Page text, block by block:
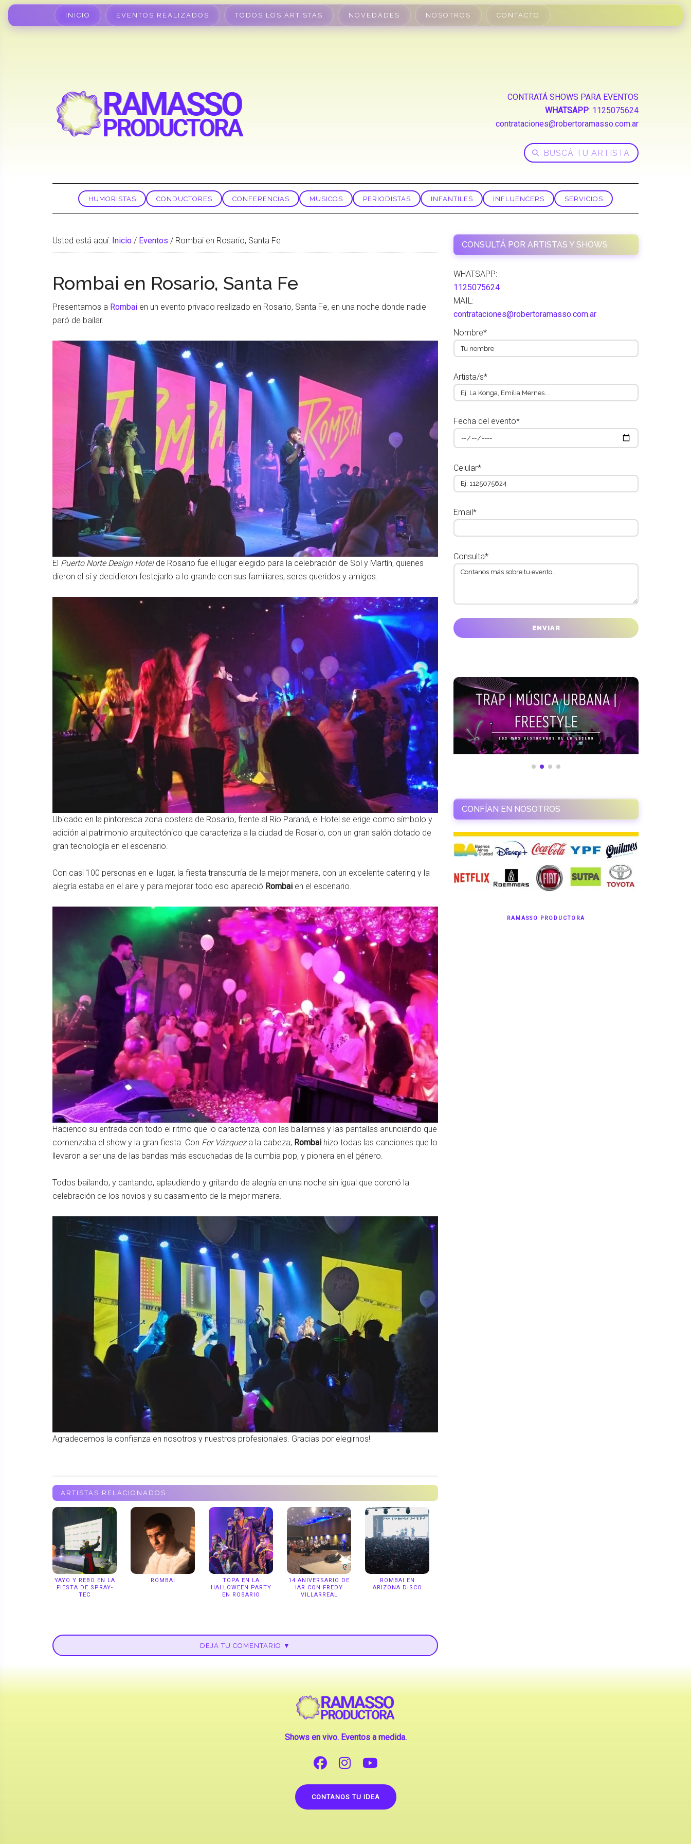
INICIO EVENTOS REALIZADOS TODOS LOS ARTISTAS NOVEDADES NOSOTROS CONTACTO
CONTRATÁ SHOWS PARA EVENTOS
WHATSAPP: 1125075624
contrataciones@robertoramasso.com.ar
HUMORISTAS CONDUCTORES CONFERENCIAS MUSICOS PERIODISTAS INFANTILES INFLUENCERS SERVICIOS
Usted está aquí: Inicio / Eventos / Rombai en Rosario, Santa Fe
Rombai en Rosario, Santa Fe
Presentamos a Rombai en un evento privado realizado en Rosario, Santa Fe, en una noche donde nadie
paró de bailar.
El Puerto Norte Design Hotelde Rosario fue el lugar elegido para la celebración de Sol y Martín, quienes
dieron el sí y decidieron festejarlo a lo grande con sus familiares, seres queridos y amigos.
Ubicado en la pintoresca zona costera de Rosario, frente al Río Paraná, el Hotel se erige como símbolo y
adición al patrimonio arquitectónico que caracteriza a la ciudad de Rosario, con un gran salón dotado de
gran tecnología en el escenario.
Con casi 100 personas en el lugar, la fiesta transcurría de la mejor manera, con un excelente catering y la
alegría estaba en el aire y para mejorar todo eso apareció Rombai en el escenario.
Haciendo su entrada con todo el ritmo que lo caracteriza, con las bailarinas y las pantallas anunciando que
comenzaba el show y la gran fiesta. Con Fer Vázqueza la cabeza, Rombai hizo todas las canciones que lo
llevaron a ser una de las bandas más escuchadas de la cumbia pop, y pionera en el género.
Todos bailando, y cantando, aplaudiendo y gritando de alegría en una noche sin igual que coronó la
celebración de los novios y su casamiento de la mejor manera.
Agradecemos la confianza en nosotros y nuestros profesionales. Gracias por elegirnos!
ARTISTAS RELACIONADOS
YAYO Y REBO EN LA
FIESTA DE SPRAY-
TEC
ROMBAI
TOPA EN LA
HALLOWEEN PARTY
EN ROSARIO
14 ANIVERSARIO DE
IAR CON FREDY
VILLARREAL
ROMBAI EN
ARIZONA DISCO
DEJÁ TU COMENTARIO ▼
CONSULTÁ POR ARTISTAS Y SHOWS
WHATSAPP:
1125075624
MAIL:
contrataciones@robertoramasso.com.ar
Nombre*
Artista/s*
Fecha del evento*
Celular*
Email*
Consulta*
CONFÍAN EN NOSOTROS
RAMASSO PRODUCTORA
Shows en vivo. Eventos a medida.
CONTANOS TU IDEA